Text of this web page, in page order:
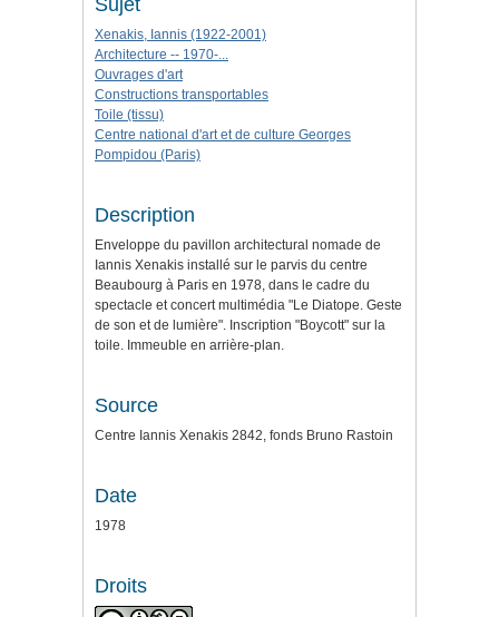
Sujet
Xenakis, Iannis (1922-2001)
Architecture -- 1970-...
Ouvrages d'art
Constructions transportables
Toile (tissu)
Centre national d'art et de culture Georges
Pompidou (Paris)
Description
Enveloppe du pavillon architectural nomade de
Iannis Xenakis installé sur le parvis du centre
Beaubourg à Paris en 1978, dans le cadre du
spectacle et concert multimédia "Le Diatope. Geste
de son et de lumière". Inscription "Boycott" sur la
toile. Immeuble en arrière-plan.
Source
Centre Iannis Xenakis 2842, fonds Bruno Rastoin
Date
1978
Droits